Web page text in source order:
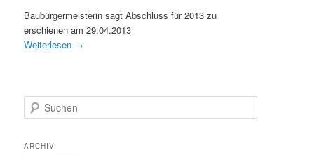
Baubürgermeisterin sagt Abschluss für 2013 zu
erschienen am 29.04.2013
Weiterlesen →
u
h
ARCHIV